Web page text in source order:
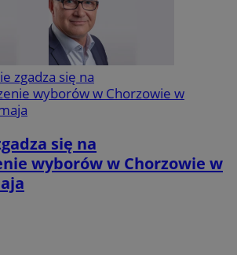
się na
wyborów w Chorzowie w